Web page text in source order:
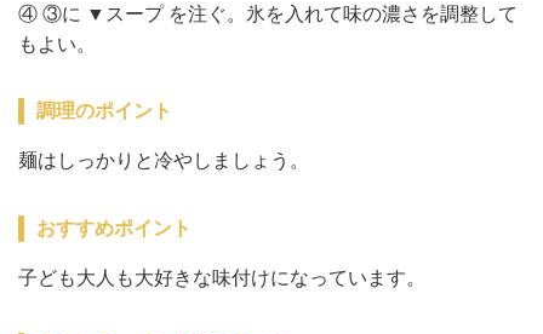
④ ③に ▼スープ を注ぐ。氷を入れて味の濃さを調整して
もよい。
調理のポイント
麺はしっかりと冷やしましょう。
おすすめポイント
子ども大人も大好きな味付けになっています。